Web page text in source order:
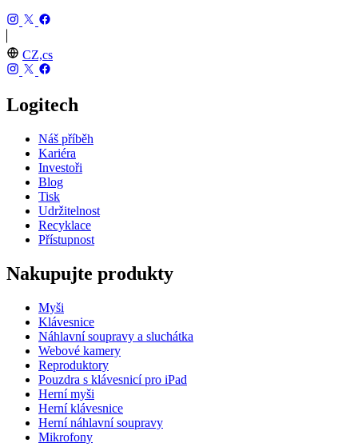
CZ,cs
Logitech
Náš příběh
Kariéra
Investoři
Blog
Tisk
Udržitelnost
Recyklace
Přístupnost
Nakupujte produkty
Myši
Klávesnice
Náhlavní soupravy a sluchátka
Webové kamery
Reproduktory
Pouzdra s klávesnicí pro iPad
Herní myši
Herní klávesnice
Herní náhlavní soupravy
Mikrofony